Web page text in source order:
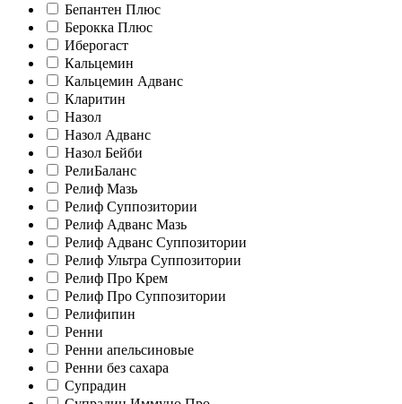
Бепантен Плюс
Берокка Плюс
Иберогаст
Кальцемин
Кальцемин Адванс
Кларитин
Назол
Назол Адванс
Назол Бейби
РелиБаланс
Релиф Мазь
Релиф Суппозитории
Релиф Адванс Мазь
Релиф Адванс Суппозитории
Релиф Ультра Суппозитории
Релиф Про Крем
Релиф Про Суппозитории
Релифипин
Ренни
Ренни апельсиновые
Ренни без сахара
Супрадин